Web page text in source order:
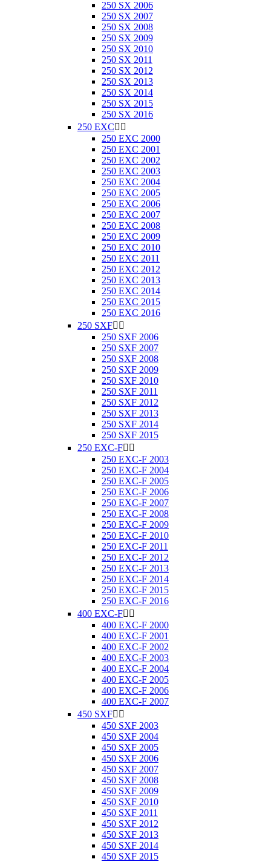
250 SX 2006
250 SX 2007
250 SX 2008
250 SX 2009
250 SX 2010
250 SX 2011
250 SX 2012
250 SX 2013
250 SX 2014
250 SX 2015
250 SX 2016
250 EXC 
250 EXC 2000
250 EXC 2001
250 EXC 2002
250 EXC 2003
250 EXC 2004
250 EXC 2005
250 EXC 2006
250 EXC 2007
250 EXC 2008
250 EXC 2009
250 EXC 2010
250 EXC 2011
250 EXC 2012
250 EXC 2013
250 EXC 2014
250 EXC 2015
250 EXC 2016
250 SXF 
250 SXF 2006
250 SXF 2007
250 SXF 2008
250 SXF 2009
250 SXF 2010
250 SXF 2011
250 SXF 2012
250 SXF 2013
250 SXF 2014
250 SXF 2015
250 EXC-F 
250 EXC-F 2003
250 EXC-F 2004
250 EXC-F 2005
250 EXC-F 2006
250 EXC-F 2007
250 EXC-F 2008
250 EXC-F 2009
250 EXC-F 2010
250 EXC-F 2011
250 EXC-F 2012
250 EXC-F 2013
250 EXC-F 2014
250 EXC-F 2015
250 EXC-F 2016
400 EXC-F 
400 EXC-F 2000
400 EXC-F 2001
400 EXC-F 2002
400 EXC-F 2003
400 EXC-F 2004
400 EXC-F 2005
400 EXC-F 2006
400 EXC-F 2007
450 SXF 
450 SXF 2003
450 SXF 2004
450 SXF 2005
450 SXF 2006
450 SXF 2007
450 SXF 2008
450 SXF 2009
450 SXF 2010
450 SXF 2011
450 SXF 2012
450 SXF 2013
450 SXF 2014
450 SXF 2015